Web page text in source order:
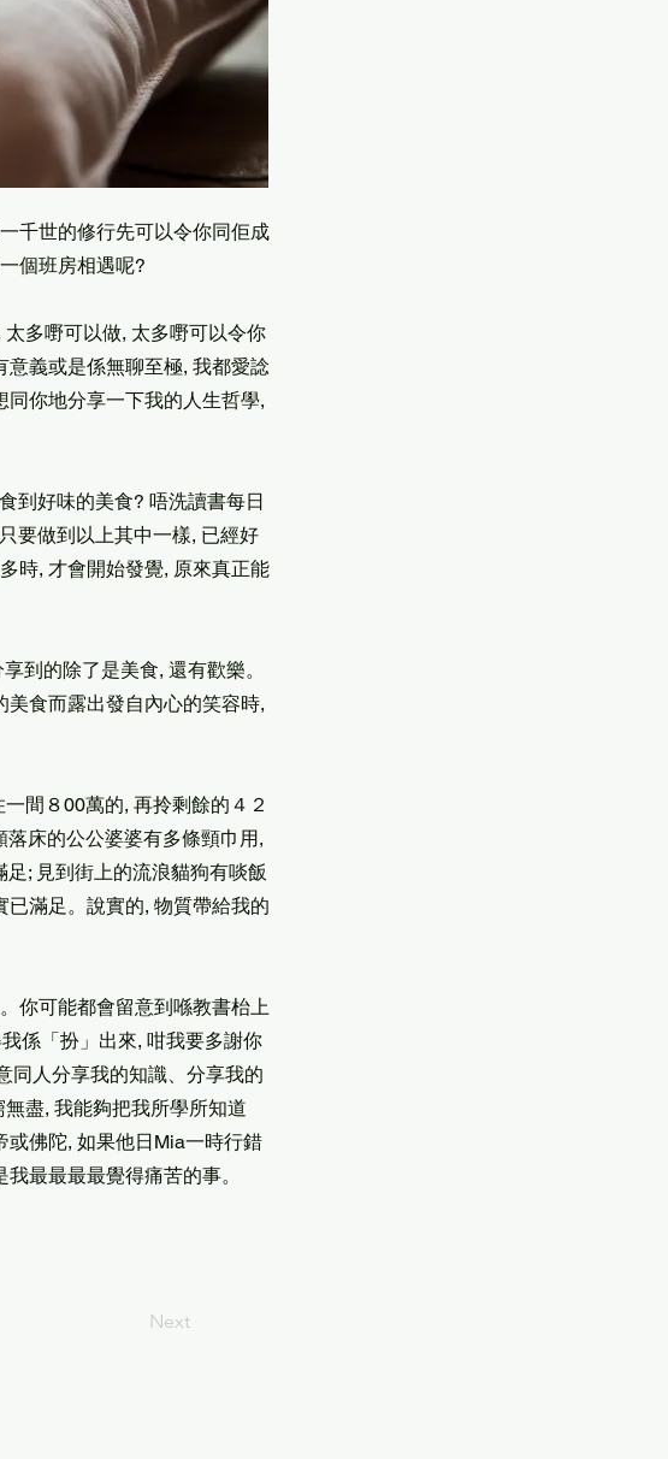
千世的修行先可以令你同佢成
個班房相遇呢?
多嘢可以做, 太多嘢可以令你
意義或是係無聊至極, 我都愛諗
你地分享一下我的人生哲學,
到好味的美食? 唔洗讀書每日
要做到以上其中一樣, 已經好
時, 才會開始發覺, 原來真正能
到的除了是美食, 還有歡樂。
食而露出發自內心的笑容時,
間８00萬的, 再拎剩餘的４２
床的公公婆婆有多條頸巾用,
; 見到街上的流浪貓狗有啖飯
滿足。說實的, 物質帶給我的
你可能都會留意到喺教書枱上
係「扮」出來, 咁我要多謝你
同人分享我的知識、分享我的
盡, 我能夠把我所學所知道
或佛陀, 如果他日Mia一時行錯
最最最最覺得痛苦的事。
Next